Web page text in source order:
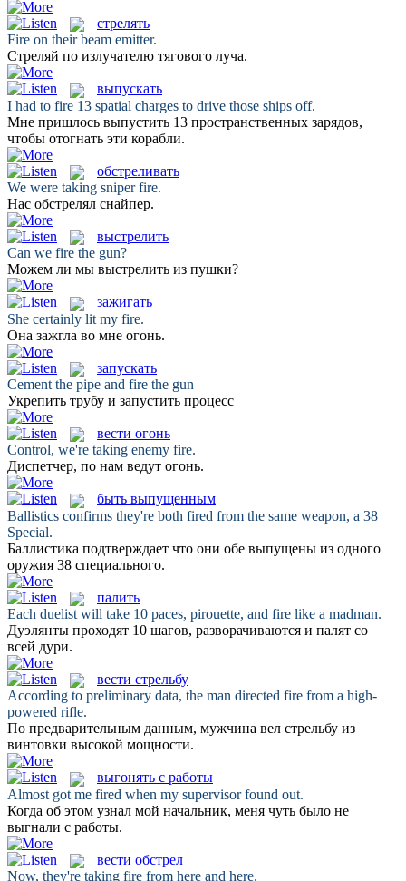
стрелять
Fire on their beam emitter.
Стреляй по излучателю тягового луча.
выпускать
I had to fire 13 spatial charges to drive those ships off.
Мне пришлось выпустить 13 пространственных зарядов,
чтобы отогнать эти корабли.
обстреливать
We were taking sniperfire.
Нас обстрелял снайпер.
выстрелить
Can we fire the gun?
Можем ли мы выстрелить из пушки?
зажигать
She certainly lit my fire.
Она зажгла во мне огонь.
запускать
Cement the pipe and fire the gun
Укрепить трубу и запустить процесс
вести огонь
Control, we're taking enemy fire.
Диспетчер, по нам ведут огонь.
быть выпущенным
Ballistics confirms they're both fired from the same weapon, a 38
Special.
Баллистика подтверждает что они обе выпущены из одного
оружия 38 специального.
палить
Each duelist will take 10 paces, pirouette, and fire like a madman.
Дуэлянты проходят 10 шагов, разворачиваются и палят со
всей дури.
вести стрельбу
According to preliminary data, the man directed fire from a high-
powered rifle.
По предварительным данным, мужчина вел стрельбу из
винтовки высокой мощности.
выгонять с работы
Almost got me fired when my supervisor found out.
Когда об этом узнал мой начальник, меня чуть было не
выгнали с работы.
вести обстрел
Now, they're taking fire from here and here.